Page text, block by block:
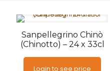
Sanpellegrino Chinò
(Chinotto) – 24 x 33cl
Login to see price